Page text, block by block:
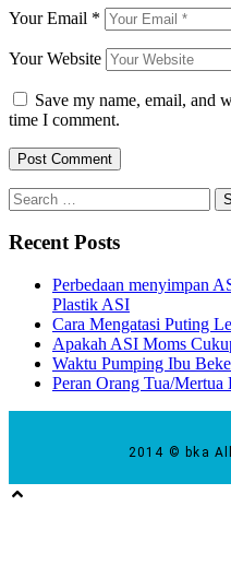
Your Email *
Your Website
Save my name, email, and
time I comment.
Recent Posts
Perbedaan menyimpan
Plastik ASI
Cara Mengatasi Puting
Apakah ASI Moms
Waktu Pumping Ibu
Peran Orang Tua/
2014 © bka